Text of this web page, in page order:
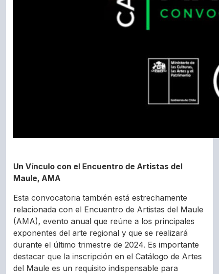
Un Vínculo con el Encuentro de Artistas del
Maule, AMA
Esta convocatoria también está estrechamente
relacionada con el Encuentro de Artistas del Maule
(AMA), evento anual que reúne a los principales
exponentes del arte regional y que se realizará
durante el último trimestre de 2024. Es importante
destacar que la inscripción en el Catálogo de Artes
del Maule es un requisito indispensable para